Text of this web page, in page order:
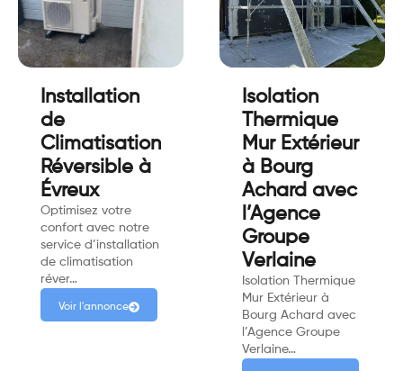
Installation
de
Climatisation
Réversible à
Évreux
Optimisez votre
confort avec notre
service d’installation
de climatisation
réver…
Voir l'annonce
Isolation
Thermique
Mur Extérieur
à Bourg
Achard avec
l’Agence
Groupe
Verlaine
Isolation Thermique
Mur Extérieur à
Bourg Achard avec
l’Agence Groupe
Verlaine…